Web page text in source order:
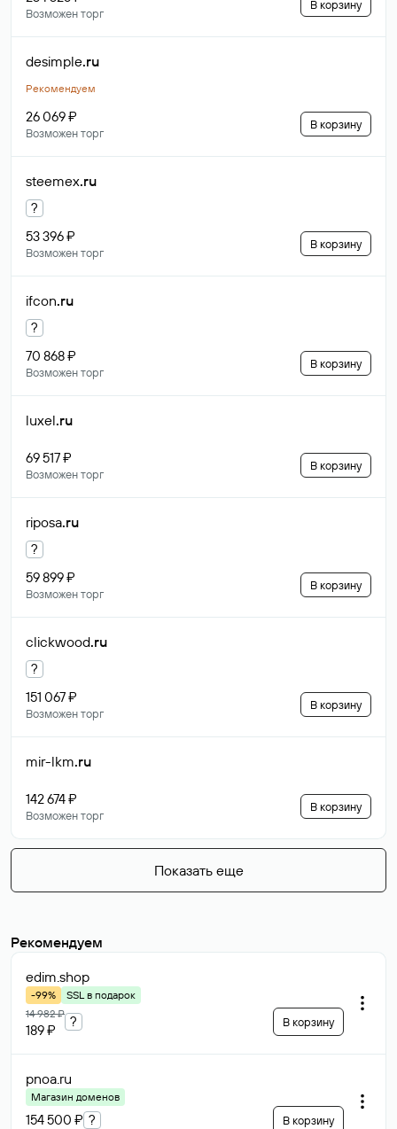
Возможен торг
В корзину
desimple.ru
Рекомендуем
26 069 ₽
Возможен торг
В корзину
steemex.ru
?
53 396 ₽
Возможен торг
В корзину
ifcon.ru
?
70 868 ₽
Возможен торг
В корзину
luxel.ru
69 517 ₽
Возможен торг
В корзину
riposa.ru
?
59 899 ₽
Возможен торг
В корзину
clickwood.ru
?
151 067 ₽
Возможен торг
В корзину
mir-lkm.ru
142 674 ₽
Возможен торг
В корзину
Показать еще
Рекомендуем
edim.shop
-99%
SSL в подарок
14 982 ₽
189 ₽
? В корзину
pnoa.ru
Магазин доменов
154 500 ₽ ? В корзину